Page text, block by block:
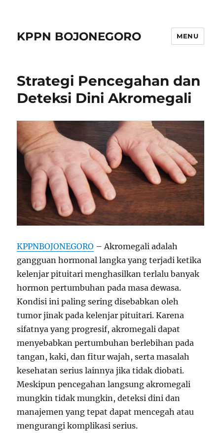
KPPN BOJONEGORO MENU
Strategi Pencegahan dan
Deteksi Dini Akromegali
KPPNBOJONEGORO – Akromegali adalah
gangguan hormonal langka yang terjadi ketika
kelenjar pituitari menghasilkan terlalu banyak
hormon pertumbuhan pada masa dewasa.
Kondisi ini paling sering disebabkan oleh
tumor jinak pada kelenjar pituitari. Karena
sifatnya yang progresif, akromegali dapat
menyebabkan pertumbuhan berlebihan pada
tangan, kaki, dan fitur wajah, serta masalah
kesehatan serius lainnya jika tidak diobati.
Meskipun pencegahan langsung akromegali
mungkin tidak mungkin, deteksi dini dan
manajemen yang tepat dapat mencegah atau
mengurangi komplikasi serius.